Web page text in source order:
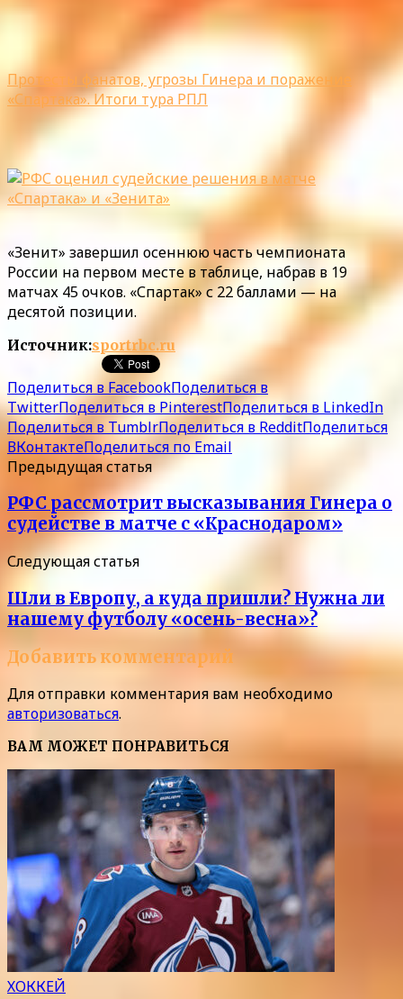
Протесты фанатов, угрозы Гинера и поражение
«Спартака». Итоги тура РПЛ
«Зенит» завершил осеннюю часть чемпионата
России на первом месте в таблице, набрав в 19
матчах 45 очков. «Спартак» с 22 баллами — на
десятой позиции.
Источник:sportrbc.ru
Поделиться в FacebookПоделиться в
TwitterПоделиться в PinterestПоделиться в LinkedIn
Поделиться в TumblrПоделиться в RedditПоделиться
ВКонтактеПоделиться по Email
Предыдущая статья
РФС рассмотрит высказывания Гинера о
судействе в матче с «Краснодаром»
Следующая статья
Шли в Европу, а куда пришли? Нужна ли
нашему футболу «осень-весна»?
Добавить комментарий
Для отправки комментария вам необходимо
авторизоваться.
ВАМ МОЖЕТ ПОНРАВИТЬСЯ
ХОККЕЙ